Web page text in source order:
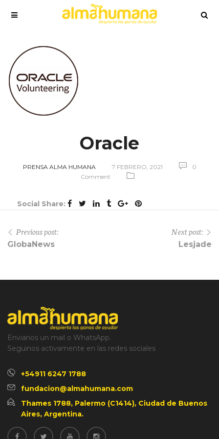
Oracle
PRENSA ALMA HUMANA 7 FEBRERO, 2021
0
Comment
Social Share:
Previous post:
GlobaNews
Next post:
Lesjade
Envianos un mail o WhatsApp.
Seguinos activamente en las redes sociales
+54911 6247 1788
fundacion@almahumana.com
Thames 1788, Palermo (C1414), Ciudad de Buenos
Aires, Argentina.